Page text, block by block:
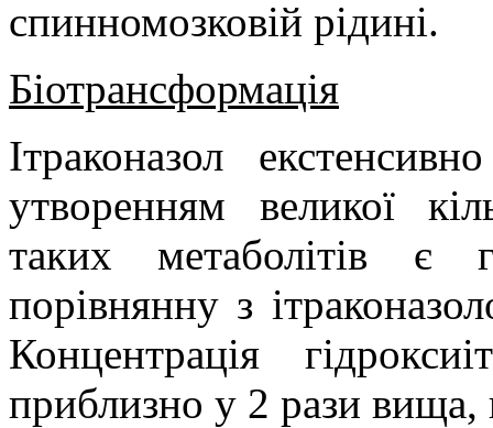
спинномозковій рідині.
Біотрансформація
Ітраконазол
утворенням великої
таких метаболітів є
порівнянну з
Концентрація
приблизно у 2 рази вища,